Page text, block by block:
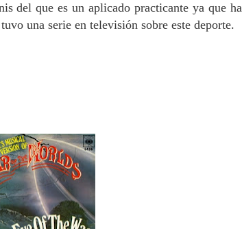
del que es un aplicado practicante ya que ha
una serie en televisión sobre este deporte.